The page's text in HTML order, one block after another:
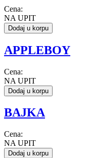
Cena:
NA UPIT
Dodaj u korpu
APPLEBOY
Cena:
NA UPIT
Dodaj u korpu
BAJKA
Cena:
NA UPIT
Dodaj u korpu